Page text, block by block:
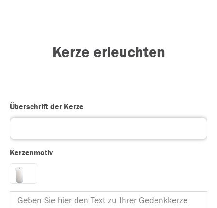
Kerze erleuchten
Überschrift der Kerze
Kerzenmotiv